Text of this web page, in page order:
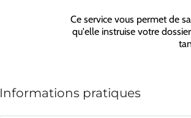
Ce service vous permet de
qu'elle instruise votre
Informations pratiques